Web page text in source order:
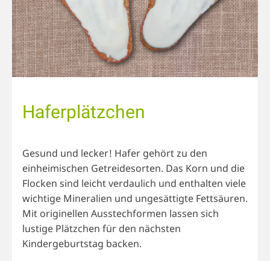
Haferplätzchen
Gesund und lecker! Hafer gehört zu den
einheimischen Getreidesorten. Das Korn und die
Flocken sind leicht verdaulich und enthalten viele
wichtige Mineralien und ungesättigte Fettsäuren.
Mit originellen Ausstechformen lassen sich
lustige Plätzchen für den nächsten
Kindergeburtstag backen.